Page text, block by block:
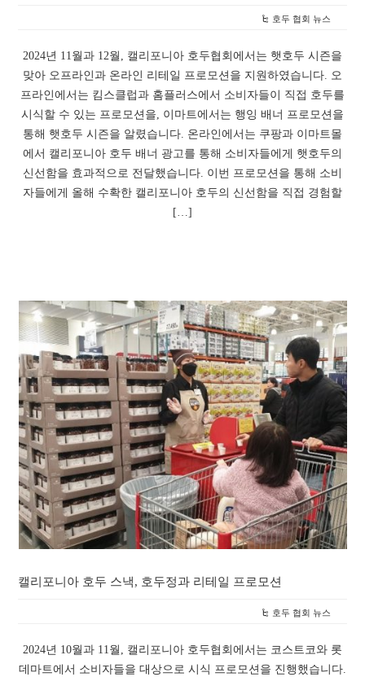
호두 협회 뉴스
2024년 11월과 12월, 캘리포니아 호두협회에서는 햇호두 시즌을
맞아 오프라인과 온라인 리테일 프로모션을 지원하였습니다. 오
프라인에서는 킴스클럽과 홈플러스에서 소비자들이 직접 호두를
시식할 수 있는 프로모션을, 이마트에서는 행잉 배너 프로모션을
통해 햇호두 시즌을 알렸습니다. 온라인에서는 쿠팡과 이마트몰
에서 캘리포니아 호두 배너 광고를 통해 소비자들에게 햇호두의
신선함을 효과적으로 전달했습니다. 이번 프로모션을 통해 소비
자들에게 올해 수확한 캘리포니아 호두의 신선함을 직접 경험할
[…]
캘리포니아 호두 스낵, 호두정과 리테일 프로모션
호두 협회 뉴스
2024년 10월과 11월, 캘리포니아 호두협회에서는 코스트코와 롯
데마트에서 소비자들을 대상으로 시식 프로모션을 진행했습니다.